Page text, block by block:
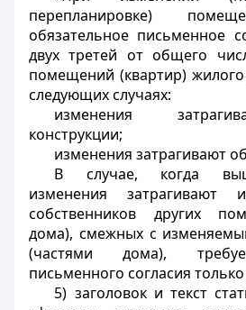
перепланировке)
обязательное письменное
двух третей от общего
помещений (квартир)
следующих случаях:
изменения
конструкции;
изменения затрагивают
В случае, когда
изменения затрагивают
собственников других
дома), смежных с
(частями дома),
письменного согласия
5) заголовок и текст